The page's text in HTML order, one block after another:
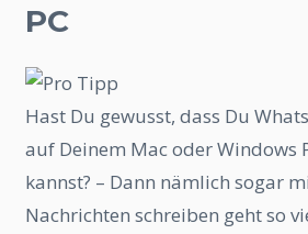
PC
Hast Du gewusst, dass Du
auf Deinem Mac oder Windows
kannst? – Dann nämlich sogar
Nachrichten schreiben geht so